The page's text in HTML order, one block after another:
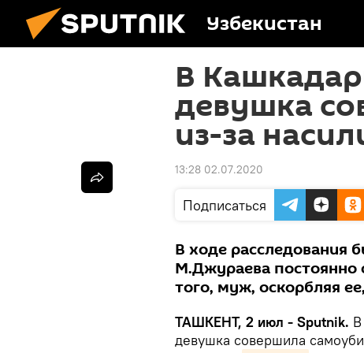
Узбекистан
В
девушка
из-за
13:28 02.07.2020
Подписаться
В ходе расследования
М.Джураева постоянно
того, муж, оскорбляя
ТАШКЕНТ, 2 июл - Sputnik.
девушка совершила